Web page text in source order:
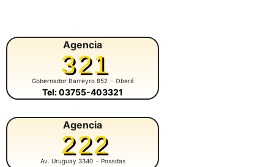
Agencia
321
Gobernador Barreyro 852 - Oberá
Tel: 03755-403321
Agencia
222
Av. Uruguay 3340 - Posadas